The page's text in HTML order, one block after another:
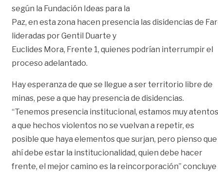
según la Fundación Ideas para la
Paz, en esta zona hacen presencia las disidencias de
lideradas por Gentil Duarte y
Euclides Mora, Frente 1, quienes podrían interrumpir el
proceso adelantado.
Hay esperanza de que se llegue a ser territorio libre de
minas, pese a que hay presencia de disidencias.
“Tenemos presencia institucional, estamos muy atentos
a que hechos violentos no se vuelvan a repetir, es
posible que haya elementos que surjan, pero pienso que
ahí debe estar la institucionalidad, quien debe hacer
frente, el mejor camino es la reincorporación” concluye